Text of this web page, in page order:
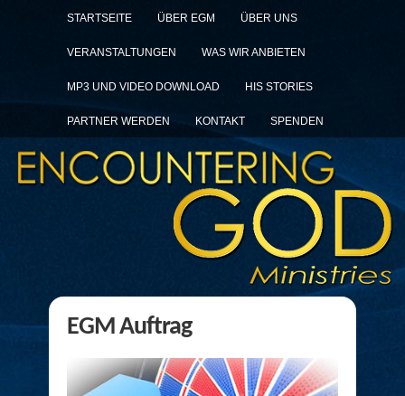
STARTSEITE ÜBER EGM ÜBER UNS
VERANSTALTUNGEN WAS WIR ANBIETEN
MP3 UND VIDEO DOWNLOAD HIS STORIES
PARTNER WERDEN KONTAKT SPENDEN
EGM Auftrag